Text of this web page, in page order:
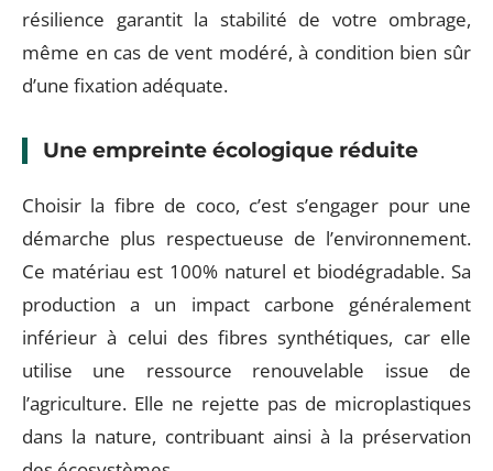
résilience garantit la stabilité de votre ombrage,
même en cas de vent modéré, à condition bien sûr
d’une fixation adéquate.
Une empreinte écologique réduite
Choisir la fibre de coco, c’est s’engager pour une
démarche plus respectueuse de l’environnement.
Ce matériau est 100% naturel et biodégradable. Sa
production a un impact carbone généralement
inférieur à celui des fibres synthétiques, car elle
utilise une ressource renouvelable issue de
l’agriculture. Elle ne rejette pas de microplastiques
dans la nature, contribuant ainsi à la préservation